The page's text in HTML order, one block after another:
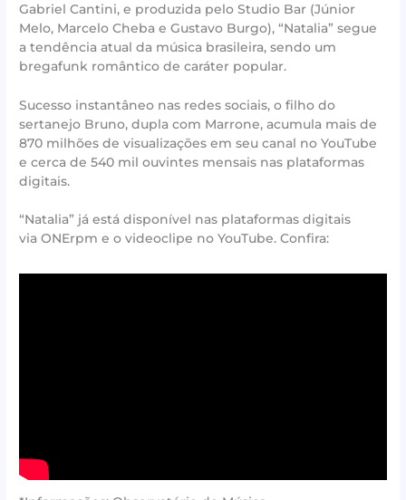
Gabriel Cantini, e produzida pelo Studio Bar (Júnior
Melo, Marcelo Cheba e Gustavo Burgo), “Natalia” segue
a tendência atual da música brasileira, sendo um
bregafunk romântico de caráter popular.
Sucesso instantâneo nas redes sociais, o filho do
sertanejo Bruno, dupla com Marrone, acumula mais de
870 milhões de visualizações em seu canal no YouTube
e cerca de 540 mil ouvintes mensais nas plataformas
digitais.
“Natalia” já está disponível nas plataformas digitais
via ONErpm e o videoclipe no YouTube. Confira: